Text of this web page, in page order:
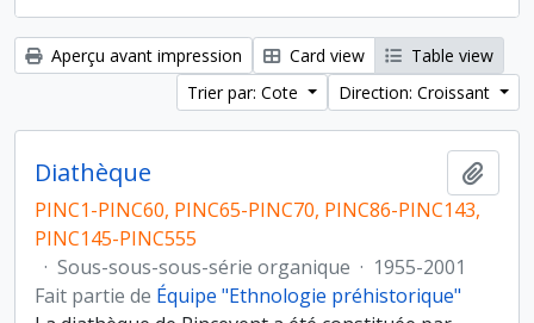
Aperçu avant impression Card view
Table view
Trier par: Cote
Direction: Croissant
Diathèque
PINC1-PINC60, PINC65-PINC70, PINC86-PINC143,
PINC145-PINC555
· Sous-sous-sous-série organique · 1955-2001
Fait partie de Équipe "Ethnologie préhistorique"